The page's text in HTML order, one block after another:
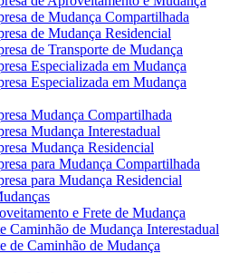
de Mudança Compartilhada
de Mudança Residencial
de Transporte de Mudança
Especializada em Mudança
Especializada em Mudança
Mudança Compartilhada
Mudança Interestadual
Mudança Residencial
para Mudança Compartilhada
para Mudança Residencial
e Frete de Mudança
Caminhão de Mudança Interestadual
de Caminhão de Mudança